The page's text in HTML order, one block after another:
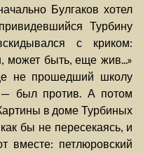
Булгаков хотел
Турбину
с криком:
может быть, еще жив...»
не прошедший школу
— был против. А потом
в доме Турбиных
бы не пересекаясь, и
вместе: петлюровский